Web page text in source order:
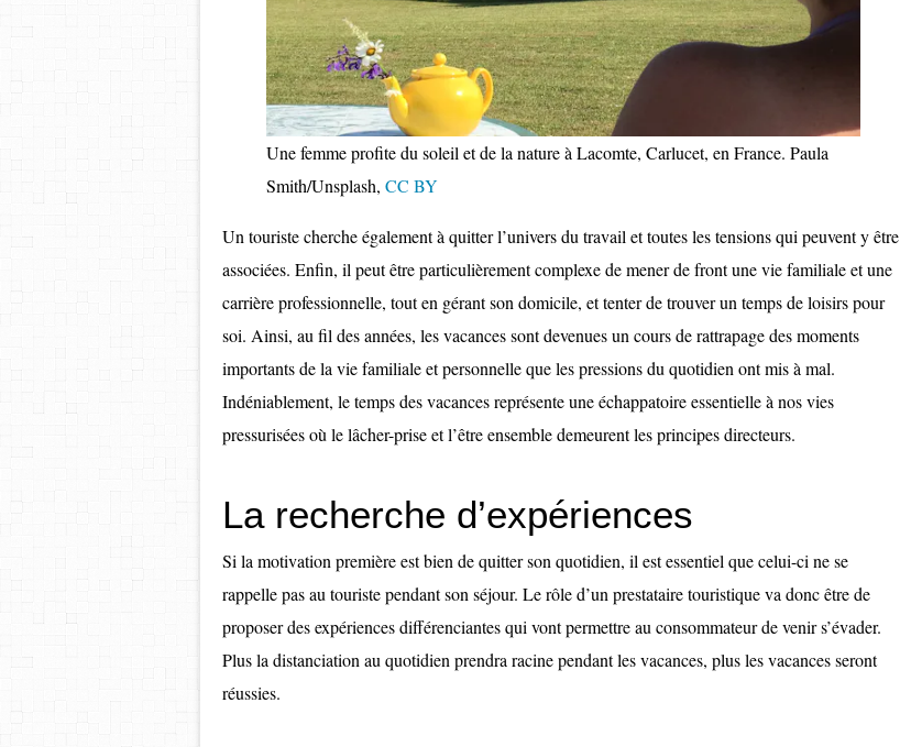
Une femme profite du soleil et de la nature à Lacomte, Carlucet, en France. Paula
Smith/Unsplash, CC BY
Un touriste cherche également à quitter l’univers du travail et toutes les tensions qui peuvent y être
associées. Enfin, il peut être particulièrement complexe de mener de front une vie familiale et une
carrière professionnelle, tout en gérant son domicile, et tenter de trouver un temps de loisirs pour
soi. Ainsi, au fil des années, les vacances sont devenues un cours de rattrapage des moments
importants de la vie familiale et personnelle que les pressions du quotidien ont mis à mal.
Indéniablement, le temps des vacances représente une échappatoire essentielle à nos vies
pressurisées où le lâcher-prise et l’être ensemble demeurent les principes directeurs.
La recherche d’expériences
Si la motivation première est bien de quitter son quotidien, il est essentiel que celui-ci ne se
rappelle pas au touriste pendant son séjour. Le rôle d’un prestataire touristique va donc être de
proposer des expériences différenciantes qui vont permettre au consommateur de venir s’évader.
Plus la distanciation au quotidien prendra racine pendant les vacances, plus les vacances seront
réussies.